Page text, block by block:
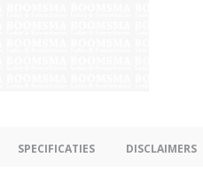
SPECIFICATIES DISCLAIMERS